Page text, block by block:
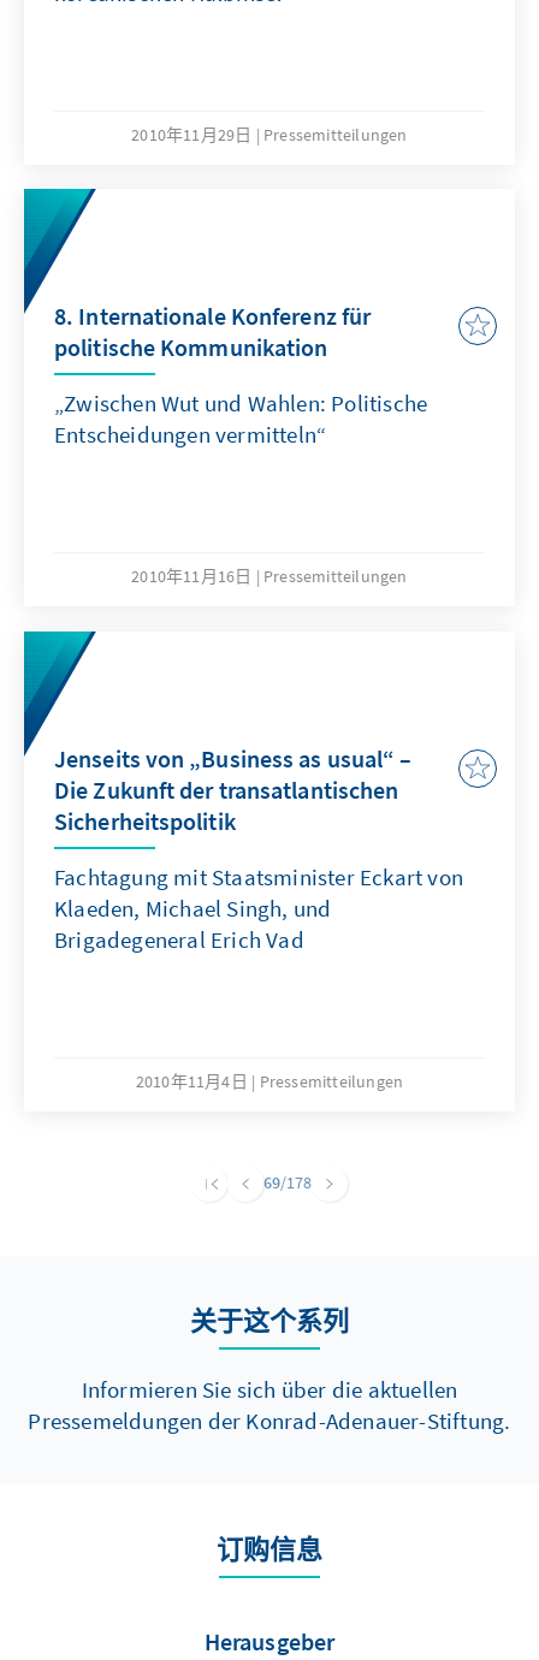
2010年11月29日 Pressemitteilungen
8. Internationale Konferenz für
politische Kommunikation
„Zwischen Wut und Wahlen: Politische
Entscheidungen vermitteln“
2010年11月16日 Pressemitteilungen
Jenseits von „Business as usual“ –
Die Zukunft der transatlantischen
Sicherheitspolitik
Fachtagung mit Staatsminister Eckart von
Klaeden, Michael Singh, und
Brigadegeneral Erich Vad
2010年11月4日 Pressemitteilungen
69/178
关于这个系列
Informieren Sie sich über die aktuellen
Pressemeldungen der Konrad-Adenauer-Stiftung.
订购信息
Herausgeber